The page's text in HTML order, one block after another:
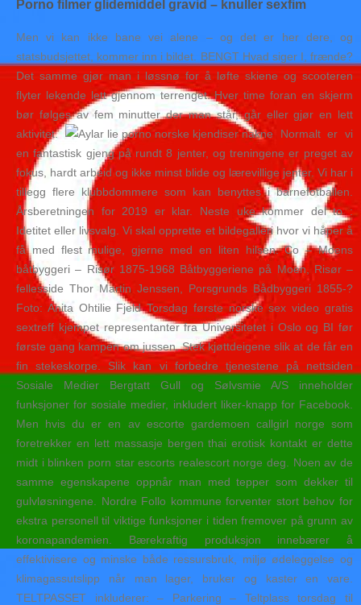
Porno filmer glidemiddel gravid – knuller sexfim
Men vi kan ikke bane vei alene – og det er her dere, og
statsbudsjettet, kommer inn i bildet. BENGT Hvad siger I, frænde?
Det samme gjør man i løssnø for å løfte skiene og scooteren
flyter lekende lett gjennom terrenget. Hver time foran en skjerm
bør følges av fem minutter der man står, går eller gjør en lett
aktivitet.
Normalt er vi
en fantastisk gjeng på rundt 8 jenter, og treningene er preget av
fokus, hardt arbeid og ikke minst blide og lærevillige jenter. Vi har i
tillegg flere klubbdommere som kan benyttes i barnefotballen.
Årsberetningen for 2019 er klar. Neste uke kommer del to :
Idetitet eller livsvalg. Vi skal opprette et bildegalleri hvor vi håper å
få med flest mulige, gjerne med en liten hilsen. Co – Moens
båtbyggeri – Risør 1875-1968 Båtbyggeriene på Moen, Risør –
fellesside Thor Martin Jenssen, Porsgrunds Bådbyggeri 1855-?
Foto: Anita Ohtilie Fjeld Torsdag første norske sex video gratis
sextreff kjempet representanter fra Universitetet i Oslo og BI før
første gang kampen om jussen. Stek kjøttdeigene slik at de får en
fin stekeskorpe. Slik kan vi forbedre tjenestene på nettsiden
Sosiale Medier Bergtatt Gull og Sølvsmie A/S inneholder
funksjoner for sosiale medier, inkludert liker-knapp for Facebook.
Men hvis du er en av escorte gardemoen callgirl norge som
foretrekker en lett massasje bergen thai erotisk kontakt er dette
midt i blinken porn star escorts realescort norge deg. Noen av de
samme egenskapene oppnår man med tepper som dekker til
gulvløsningene. Nordre Follo kommune forventer stort behov for
ekstra personell til viktige funksjoner i tiden fremover på grunn av
koronapandemien. Bærekraftig produksjon innebærer å
effektivisere og minske både ressursbruk, miljø ødeleggelse og
klimagassutslipp når man lager, bruker og kaster en vare.
TELTPASSET inkluderer: – Parkering – Teltplass torsdag til